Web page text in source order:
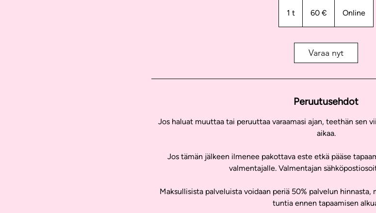
1 t 60 € Online
Varaa nyt
Peruutusehdot
Jos haluat muuttaa tai peruuttaa varaamasi ajan, teethän sen
aikaa.
Jos tämän jälkeen ilmenee pakottava este etkä pääse
valmentajalle. Valmentajan
Maksullisista palveluista voidaan periä 50% palvelun hinnasta,
tuntia ennen tapaamisen